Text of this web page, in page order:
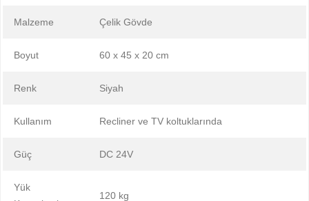
Malzeme Çelik Gövde
Boyut 60 x 45 x 20 cm
Renk Siyah
Kullanım Recliner ve TV koltuklarında
Güç DC 24V
Yük
120 kg